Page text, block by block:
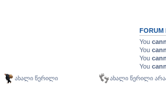
FORUM
You
You
You
You
ახალი წერილი ახალი წერილი